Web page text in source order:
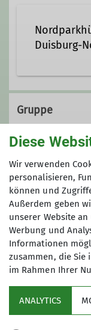
Duisburg-
Gruppe
Alpine
Wir sind
an,
Unsere
Sektion
Diese
Wir verwenden
personalisieren,
können und
Außerdem geben
unserer Website
Werbung und
Informationen
zusammen, die
im Rahmen Ihrer
ANALYTICS